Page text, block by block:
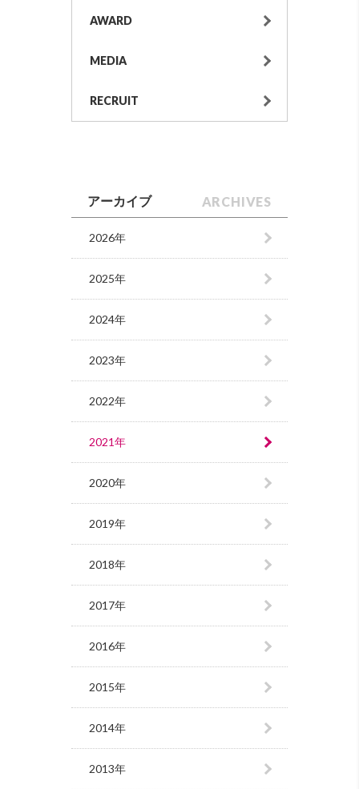
AWARD
MEDIA
RECRUIT
アーカイブ ARCHIVES
2026年
2025年
2024年
2023年
2022年
2021年
2020年
2019年
2018年
2017年
2016年
2015年
2014年
2013年